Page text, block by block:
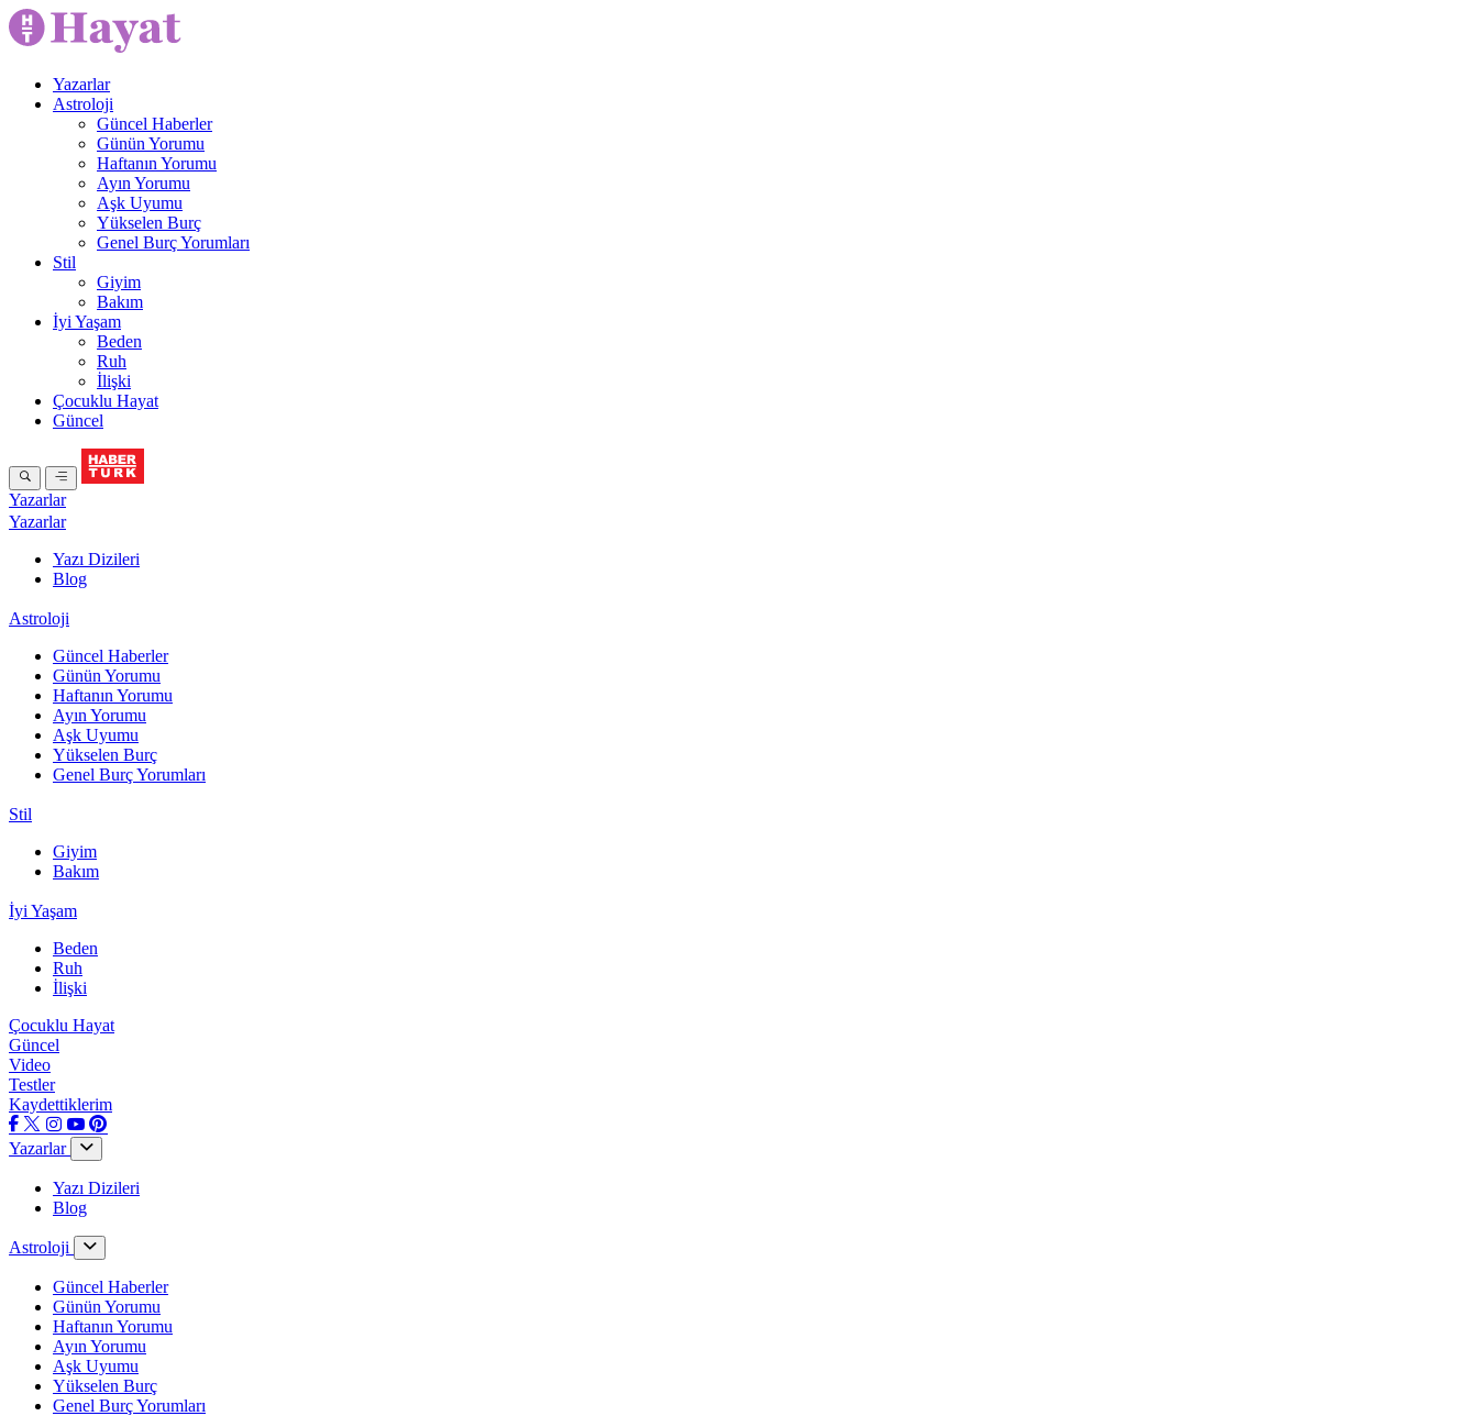
Yazarlar
Astroloji
Güncel Haberler
Günün Yorumu
Haftanın Yorumu
Ayın Yorumu
Aşk Uyumu
Yükselen Burç
Genel Burç Yorumları
Stil
Giyim
Bakım
İyi Yaşam
Beden
Ruh
İlişki
Çocuklu Hayat
Güncel
Yazarlar
Yazarlar
Yazı Dizileri
Blog
Astroloji
Güncel Haberler
Günün Yorumu
Haftanın Yorumu
Ayın Yorumu
Aşk Uyumu
Yükselen Burç
Genel Burç Yorumları
Stil
Giyim
Bakım
İyi Yaşam
Beden
Ruh
İlişki
Çocuklu Hayat
Güncel
Video
Testler
Kaydettiklerim
Yazarlar
Yazı Dizileri
Blog
Astroloji
Güncel Haberler
Günün Yorumu
Haftanın Yorumu
Ayın Yorumu
Aşk Uyumu
Yükselen Burç
Genel Burç Yorumları